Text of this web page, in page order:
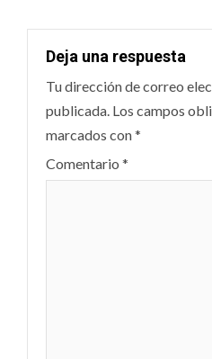
Deja una respuesta
Tu dirección de correo
publicada. Los campos
marcados con*
Comentario *